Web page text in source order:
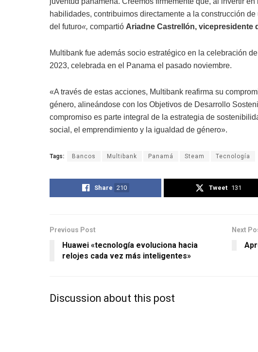
habilidades, contribuimos directamente a la construcción
del futuro«, compartió Ariadne Castrellón, vicepresidente
Multibank fue además socio estratégico en la celebración
2023, celebrada en el Panama el pasado noviembre.
«A través de estas acciones, Multibank reafirma su
género, alineándose con los Objetivos de Desarrollo
compromiso es parte integral de la estrategia de
social, el emprendimiento y la igualdad de género».
Tags: Bancos Multibank Panamá Steam Tecnología
Share 210 Tweet 131
Previous Post
Huawei «tecnología evoluciona hacia
relojes cada vez más inteligentes»
Next
Discussion about this post